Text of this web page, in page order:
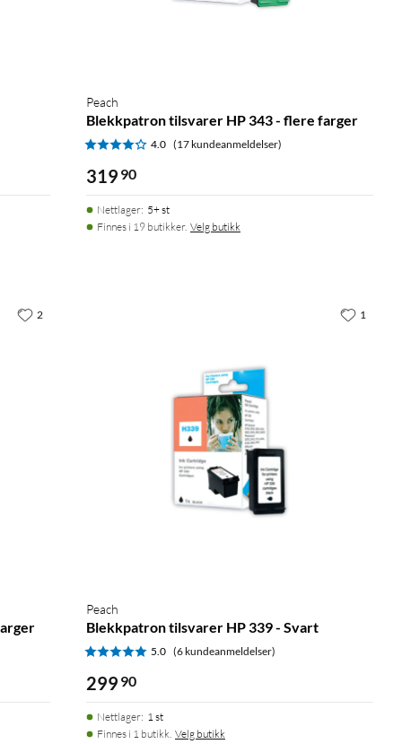
Peach
Blekkpatron tilsvarer HP 343 - flere farger
4.0 (17 kundeanmeldelser)
319 90
Nettlager: 5+ st
Finnes i 19 butikker. Velg butikk
2
Peach
Blekkpatron tilsvarer HP 339 - Svart
5.0 (6 kundeanmeldelser)
299 90
Nettlager: 1 st
Finnes i 1 butikk. Velg butikk
1